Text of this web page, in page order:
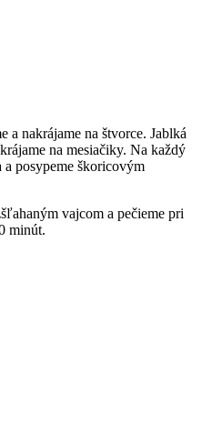
a nakrájame na štvorce. Jablká
na mesiačiky. Na každý
posypeme škoricovým
vajcom a pečieme pri
minút.